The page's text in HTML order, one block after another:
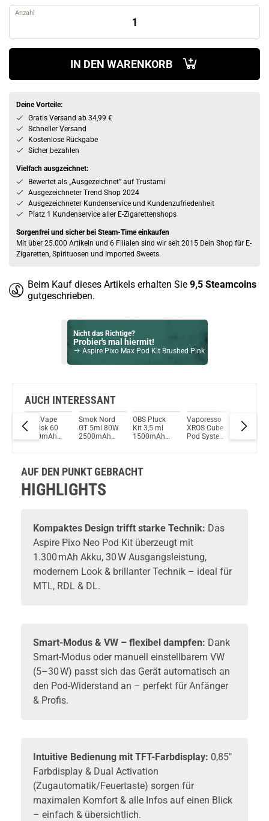
Anzahl
IN DEN WARENKORB
Deine Vorteile:
Gratis Versand ab 34,99 €
Schneller Versand
Kostenlose Rückgabe
Sicher bezahlen
Vielfach ausgzeichnet:
Bewertet als „Ausgezeichnet” auf Trustami
Ausgezeichneter Trend Shop 2024
Ausgezeichneter Kundenservice und Kundenzufriedenheit
Platz 1 Kundenservice aller E-Zigarettenshops
Sorgenfrei und sicher bei Steam-Time einkaufen
Mit über 25.000 Artikeln und 6 Filialen sind wir seit 2015 Dein Shop für E-
Zigaretten, Spirituosen und Imported Sweets.
Beim Kauf dieses Artikels erhalten Sie 9,5 Steamcoins
gutgeschrieben.
Nicht das Richtige?
Probier's mal hiermit!
Aspire Pixo Max Pod Kit Brushed Pink
Joyetech eRoll Slim Pro PCC Full Kit Schwarz
Du willst Kröten sparen?
Schau mal hier!
Innokin Trine Pod System Kit Rot
AUCH INTERESSANT
GeekVape
Obelisk 60
2200mAh
Smok Nord
GT 5ml 80W
2500mAh
OBS Pluck
Kit 3,5 ml
1500mAh
Vaporesso
XROS Cube
Pod System
Eleaf
Lite Pod
AUF DEN PUNKT GEBRACHT
HIGHLIGHTS
Kompaktes Design trifft starke Technik: Das
Aspire Pixo Neo Pod Kit überzeugt mit
1.300 mAh Akku, 30 W Ausgangsleistung,
modernem Look & brillanter Technik – ideal für
MTL, RDL & DL.
Smart-Modus & VW – flexibel dampfen: Dank
Smart-Modus oder manuell einstellbarem VW
(5–30 W) passt sich das Gerät automatisch an
den Pod-Widerstand an – perfekt für Anfänger
& Profis.
Intuitive Bedienung mit TFT-Farbdisplay: 0,85"
Farbdisplay & Dual Activation
(Zugautomatik/Feuertaste) sorgen für
maximalen Komfort & alle Infos auf einen Blick
– einfach & übersichtlich.